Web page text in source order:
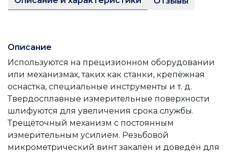
Описание
Используются на прецизионном оборудовании
или механизмах, таких как станки, крепёжная
оснастка, специальные инструменты и т. д.
Твердосплавные измерительные поверхности
шлифуются для увеличения срока службы.
Трещёточный механизм с постоянным
измерительным усилием. Резьбовой
микрометрический винт закалён и доведён для